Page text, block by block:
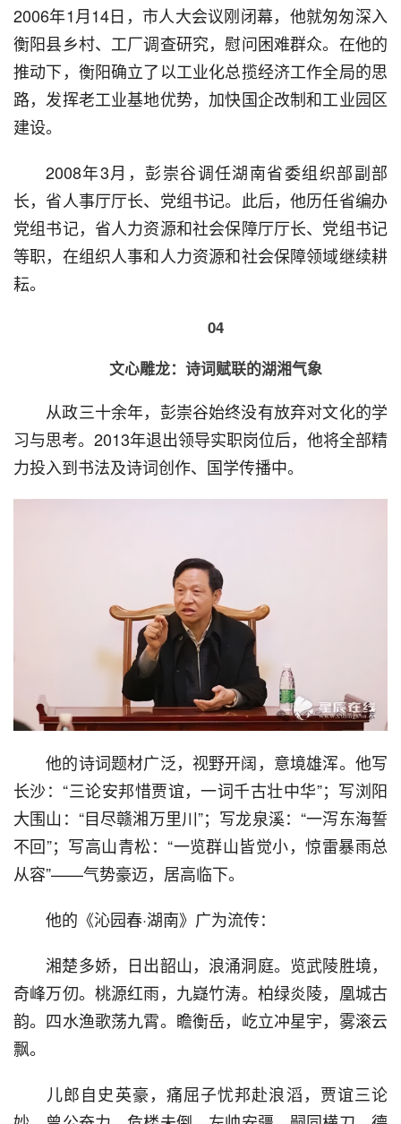
2006年1月14日，市人大会议刚闭幕，他就匆匆深入
衡阳县乡村、工厂调查研究，慰问困难群众。在他的
推动下，衡阳确立了以工业化总揽经济工作全局的思
路，发挥老工业基地优势，加快国企改制和工业园区
建设。
2008年3月，彭崇谷调任湖南省委组织部副部
长，省人事厅厅长、党组书记。此后，他历任省编办
党组书记，省人力资源和社会保障厅厅长、党组书记
等职，在组织人事和人力资源和社会保障领域继续耕
耘。
04
文心雕龙：诗词赋联的湖湘气象
从政三十余年，彭崇谷始终没有放弃对文化的学
习与思考。2013年退出领导实职岗位后，他将全部精
力投入到书法及诗词创作、国学传播中。
他的诗词题材广泛，视野开阔，意境雄浑。他写
长沙：“三论安邦惜贾谊，一词千古壮中华”；写浏阳
大围山：“目尽赣湘万里川”；写龙泉溪：“一泻东海誓
不回”；写高山青松：“一览群山皆觉小，惊雷暴雨总
从容”——气势豪迈，居高临下。
他的《沁园春·湖南》广为流传：
湘楚多娇，日出韶山，浪涌洞庭。览武陵胜境，
奇峰万仞。桃源红雨，九嶷竹涛。柏绿炎陵，凰城古
韵。四水渔歌荡九霄。瞻衡岳，屹立冲星宇，雾滚云
飘。
儿郎自史英豪，痛屈子忧邦赴浪滔，贾谊三论